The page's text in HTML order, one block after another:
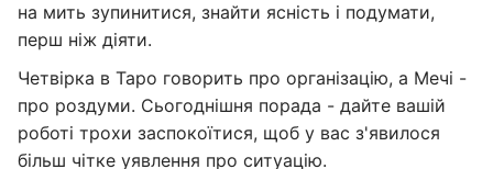
на мить зупинитися, знайти ясність і подумати,
перш ніж діяти.
Четвірка в Таро говорить про організацію, а Мечі -
про роздуми. Сьогоднішня порада - дайте вашій
роботі трохи заспокоїтися, щоб у вас з'явилося
більш чітке уявлення про ситуацію.